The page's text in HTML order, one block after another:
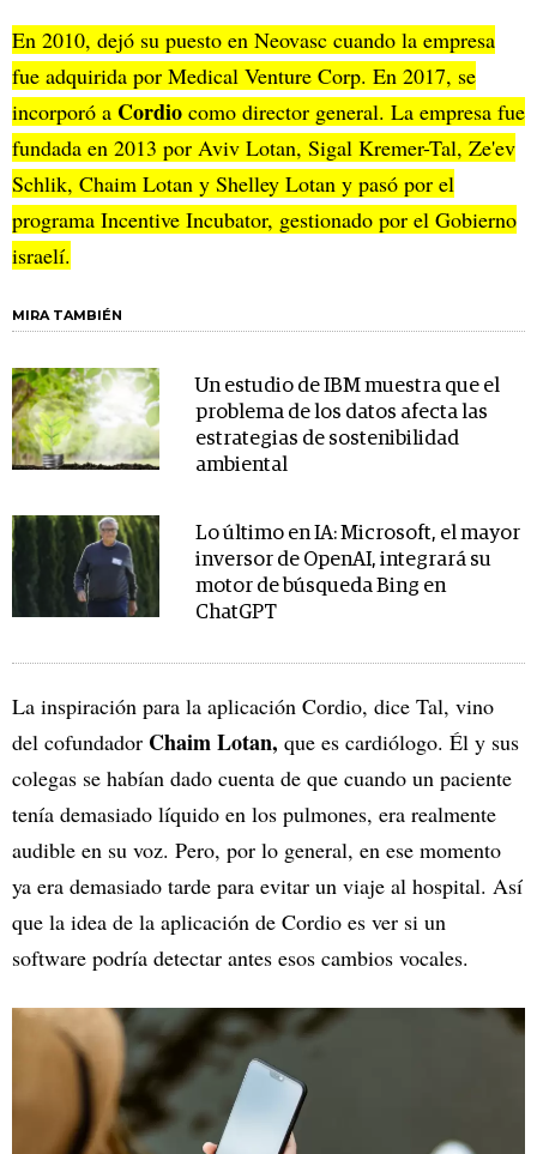
En 2010, dejó su puesto en Neovasc cuando la empresa
fue adquirida por Medical Venture Corp. En 2017, se
incorporó a Cordio como director general. La empresa fue
fundada en 2013 por Aviv Lotan, Sigal Kremer-Tal, Ze'ev
Schlik, Chaim Lotan y Shelley Lotan y pasó por el
programa Incentive Incubator, gestionado por el Gobierno
israelí.
MIRA TAMBIÉN
Un estudio de IBM muestra que el
problema de los datos afecta las
estrategias de sostenibilidad
ambiental
Lo último en IA: Microsoft, el mayor
inversor de OpenAI, integrará su
motor de búsqueda Bing en
ChatGPT
La inspiración para la aplicación Cordio, dice Tal, vino
del cofundador Chaim Lotan, que es cardiólogo. Él y sus
colegas se habían dado cuenta de que cuando un paciente
tenía demasiado líquido en los pulmones, era realmente
audible en su voz. Pero, por lo general, en ese momento
ya era demasiado tarde para evitar un viaje al hospital. Así
que la idea de la aplicación de Cordio es ver si un
software podría detectar antes esos cambios vocales.